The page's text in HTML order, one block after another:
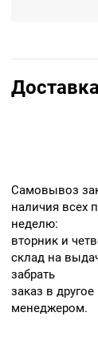
Cамовывоз
наличия всех
неделю:
вторник и
склад на
забрать
заказ в
менеджером.